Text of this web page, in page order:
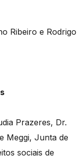
Ribeiro e Rodrigo
Prazeres, Dr.
Meggi, Junta de
sociais de